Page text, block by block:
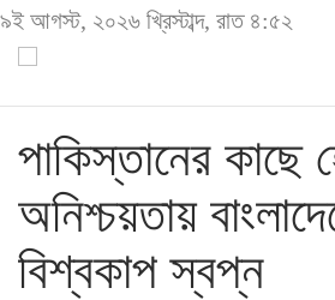
৯ই আগস্ট, ২০২৬ খ্রিস্টাব্দ, রাত ৪:৫২
পাকিস্তানের কাছে
অনিশ্চয়তায়
বিশ্বকাপ স্বপ্ন